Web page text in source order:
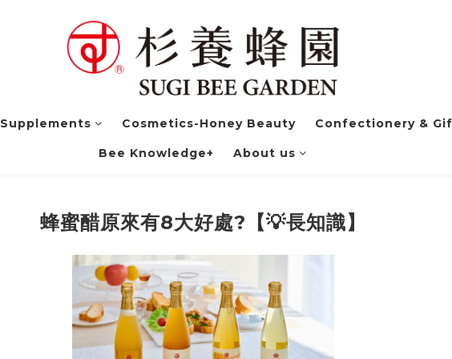
Supplements Cosmetics-Honey Beauty Confectionery &
Bee Knowledge+ About us
蜂蜜醋原來有8大好處?【💡長知識】